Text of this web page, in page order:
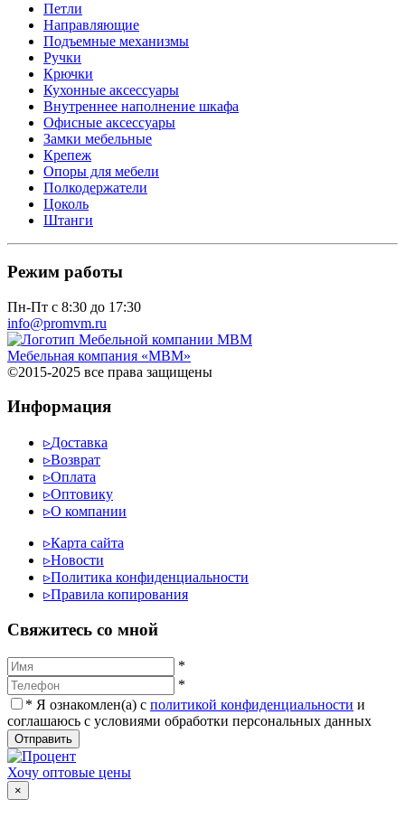
Петли
Направляющие
Подъемные механизмы
Ручки
Крючки
Кухонные аксессуары
Внутреннее наполнение шкафа
Офисные аксессуары
Замки мебельные
Крепеж
Опоры для мебели
Полкодержатели
Цоколь
Штанги
Режим работы
Пн-Пт с 8:30 до 17:30
info@promvm.ru
Мебельная компания «МВМ»
©2015-2025 все права защищены
Информация
▹Доставка
▹Возврат
▹Оплата
▹Оптовику
▹О компании
▹Карта сайта
▹Новости
▹Политика конфиденциальности
▹Правила копирования
Cвяжитесь со мной
*
*
* Я ознакомлен(а) с политикой конфиденциальности и
соглашаюсь с условиями обработки персональных данных
Отправить
Хочу оптовые цены
×